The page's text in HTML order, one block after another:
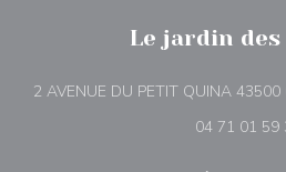
Le jardin des
2 AVENUE DU PETIT QUINA
04 71 01 59